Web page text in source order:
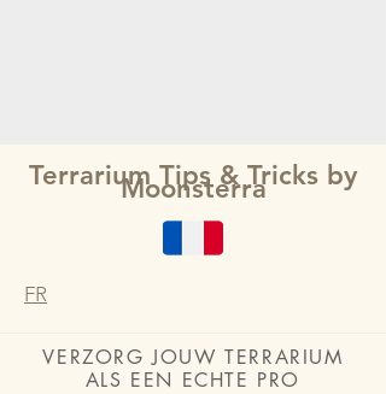
Terrarium Tips & Tricks by
Moonsterra
FR
VERZORG JOUW TERRARIUM
ALS EEN ECHTE PRO